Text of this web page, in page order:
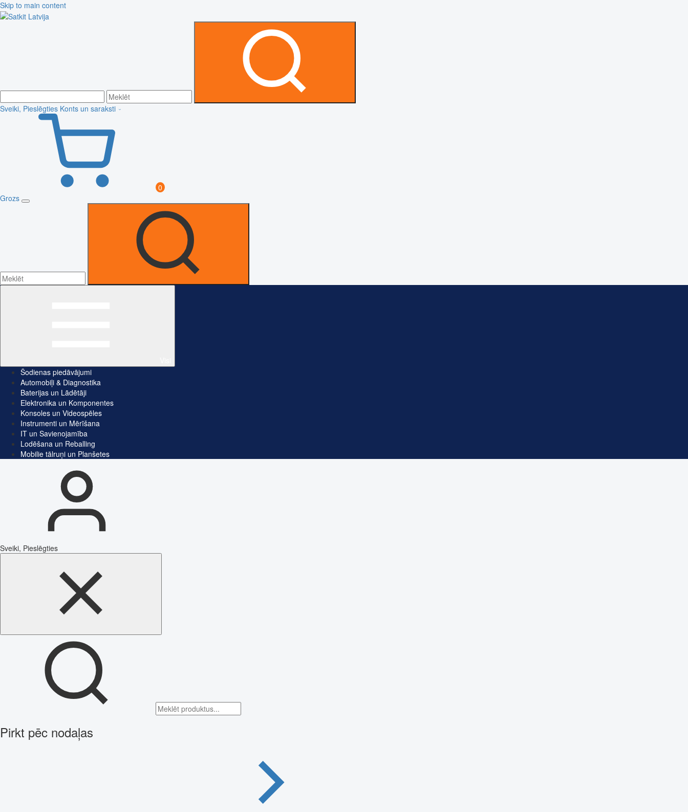
Skip to main content
Sveiki, Pieslēgties Konts un saraksti
0
Grozs
Šodienas piedāvājumi
Automobiļi & Diagnostika
Baterijas un Lādētāji
Elektronika un Komponentes
Konsoles un Videospēles
Instrumenti un Mērīšana
IT un Savienojamība
Lodēšana un Reballing
Mobilie tālruņi un Planšetes
Sveiki, Pieslēgties
Pirkt pēc nodaļas